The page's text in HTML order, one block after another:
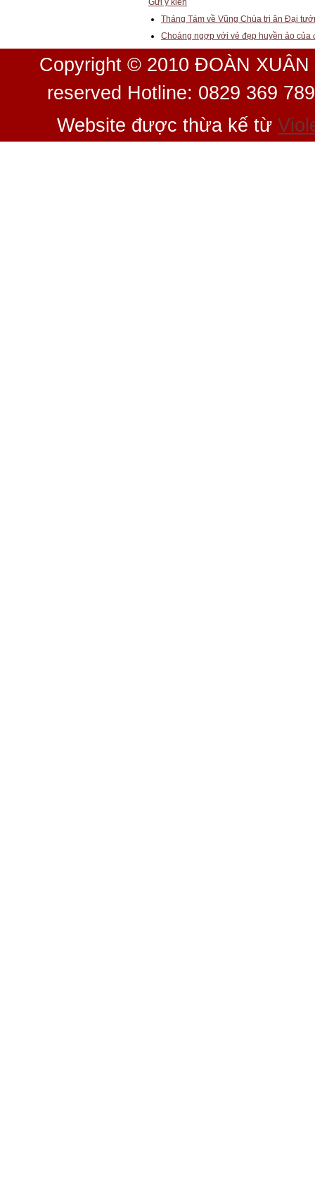
Tháng Tám về Vũng Chùa tri ân Đại
Choáng ngợp với vẻ đẹp huyền ảo
Copyright © 2010 ĐOÀN
reserved Hotline: 0829 369
Website được thừa kế từ